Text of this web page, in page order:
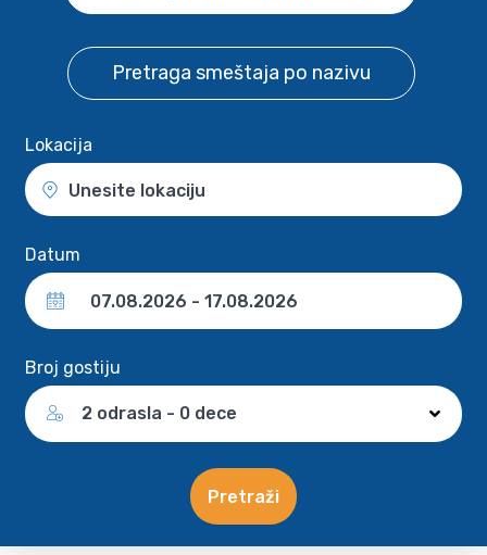
Pretraga smeštaja po nazivu
Lokacija
Unesite lokaciju
Datum
Broj gostiju
2 odrasla - 0 dece
Pretraži